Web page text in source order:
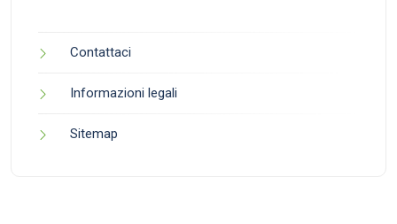
Contattaci
Informazioni legali
Sitemap